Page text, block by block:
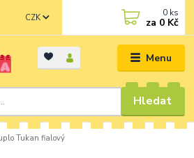
Menu
CZK
Hledat
0 ks
za 0 Kč
Tukan fialový